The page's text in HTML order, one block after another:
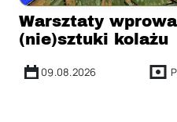
Warsztaty
(nie)sztuki kolażu
09.08.2026